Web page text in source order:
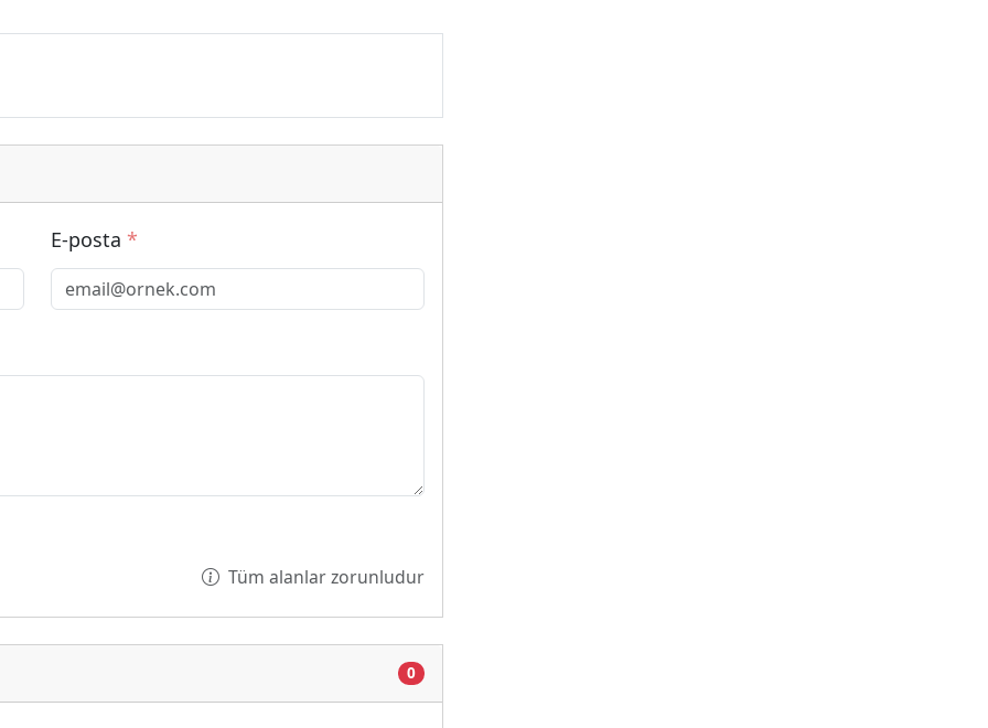
E-posta *
Tüm alanlar zorunludur
0